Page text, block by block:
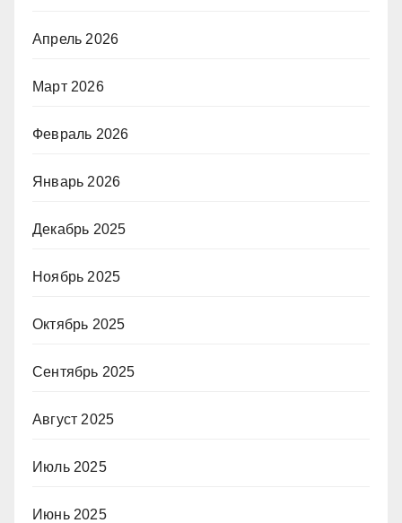
Апрель 2026
Март 2026
Февраль 2026
Январь 2026
Декабрь 2025
Ноябрь 2025
Октябрь 2025
Сентябрь 2025
Август 2025
Июль 2025
Июнь 2025